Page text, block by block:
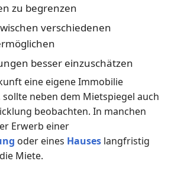
zu begrenzen
verschiedenen
besser einzuschätzen
eine eigene Immobilie
neben dem Mietspiegel auch
beobachten. In manchen
Erwerb einer
oder eines Hauses langfristig
Miete.